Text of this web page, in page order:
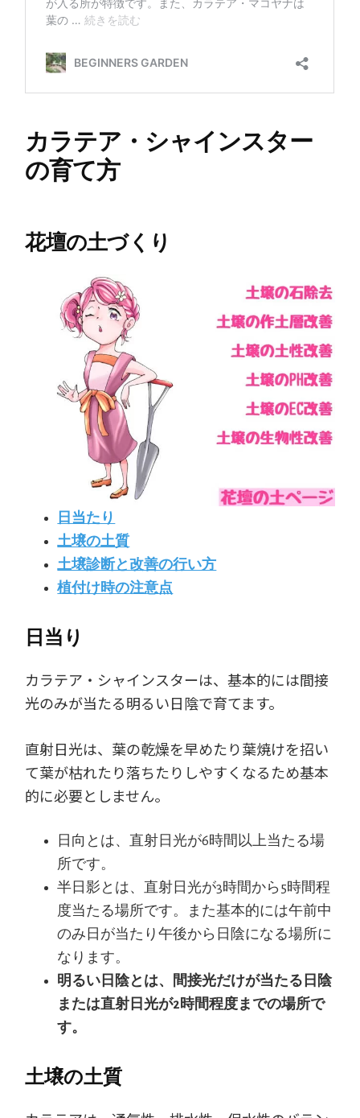
カラテア・シャインスター
の育て方
花壇の土づくり
日当たり
土壌の土質
土壌診断と改善の行い方
植付け時の注意点
日当り
カラテア・シャインスターは、基本的には間接
光のみが当たる明るい日陰で育てます。
直射日光は、葉の乾燥を早めたり葉焼けを招い
て葉が枯れたり落ちたりしやすくなるため基本
的に必要としません。
日向とは、直射日光が6時間以上当たる場
所です。
半日影とは、直射日光が3時間から5時間程
度当たる場所です。また基本的には午前中
のみ日が当たり午後から日陰になる場所に
なります。
明るい日陰とは、間接光だけが当たる日陰
または直射日光が2時間程度までの場所で
す。
土壌の土質